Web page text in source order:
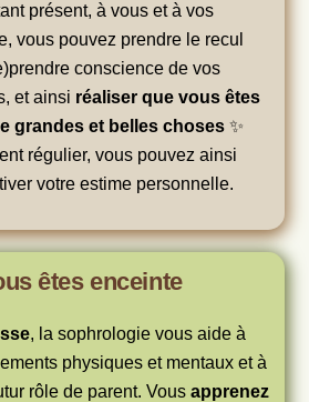
présent, à vous et à vos
vous pouvez prendre le recul
conscience de vos
et ainsi réaliser que vous êtes
grandes et belles choses✨
régulier, vous pouvez ainsi
votre estime personnelle.
êtes enceinte
, la sophrologie vous aide à
physiques et mentaux et à
rôle de parent. Vous apprenez